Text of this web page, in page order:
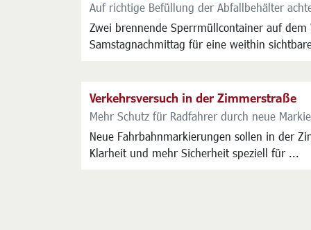
Auf richtige Befüllung der Abfallbehälter
Zwei brennende Sperrmüllcontainer auf dem
Samstagnachmittag für eine weithin
Verkehrsversuch in der Zimmerstraße
Mehr Schutz für Radfahrer durch neue
Neue Fahrbahnmarkierungen sollen in der
Klarheit und mehr Sicherheit speziell für ...